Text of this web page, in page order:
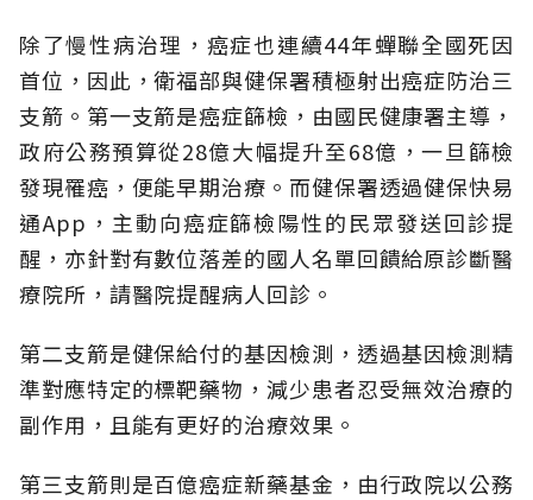
除了慢性病治理，癌症也連續44年蟬聯全國死因
首位，因此，衛福部與健保署積極射出癌症防治三
支箭。第一支箭是癌症篩檢，由國民健康署主導，
政府公務預算從28億大幅提升至68億，一旦篩檢
發現罹癌，便能早期治療。而健保署透過健保快易
通App，主動向癌症篩檢陽性的民眾發送回診提
醒，亦針對有數位落差的國人名單回饋給原診斷醫
療院所，請醫院提醒病人回診。
第二支箭是健保給付的基因檢測，透過基因檢測精
準對應特定的標靶藥物，減少患者忍受無效治療的
副作用，且能有更好的治療效果。
第三支箭則是百億癌症新藥基金，由行政院以公務